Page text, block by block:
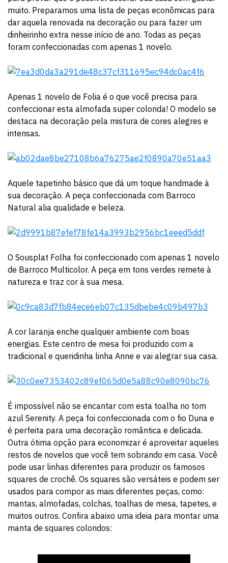
muito. Preparamos uma lista de peças econômicas para
dar aquela renovada na decoração ou para fazer um
dinheirinho extra nesse início de ano. Todas as peças
foram confeccionadas com apenas 1 novelo.
Apenas 1 novelo de Folia é o que você precisa para
confeccionar esta almofada super colorida! O modelo se
destaca na decoração pela mistura de cores alegres e
intensas.
Aquele tapetinho básico que dá um toque handmade à
sua decoração. A peça confeccionada com Barroco
Natural alia qualidade e beleza.
O Sousplat Folha foi confeccionado com apenas 1 novelo
de Barroco Multicolor. A peça em tons verdes remete à
natureza e traz cor à sua mesa.
A cor laranja enche qualquer ambiente com boas
energias. Este centro de mesa foi produzido com a
tradicional e queridinha linha Anne e vai alegrar sua casa.
É impossível não se encantar com esta toalha no tom
azul Serenity. A peça foi confeccionada com o fio Duna e
é perfeita para uma decoração romântica e delicada.
Outra ótima opção para economizar é aproveitar aqueles
restos de novelos que você tem sobrando em casa. Você
pode usar linhas diferentes para produzir os famosos
squares de crochê. Os squares são versáteis e podem ser
usados para compor as mais diferentes peças, como:
mantas, almofadas, colchas, toalhas de mesa, tapetes, e
muitos outros. Confira abaixo uma ideia para montar uma
manta de squares coloridos: